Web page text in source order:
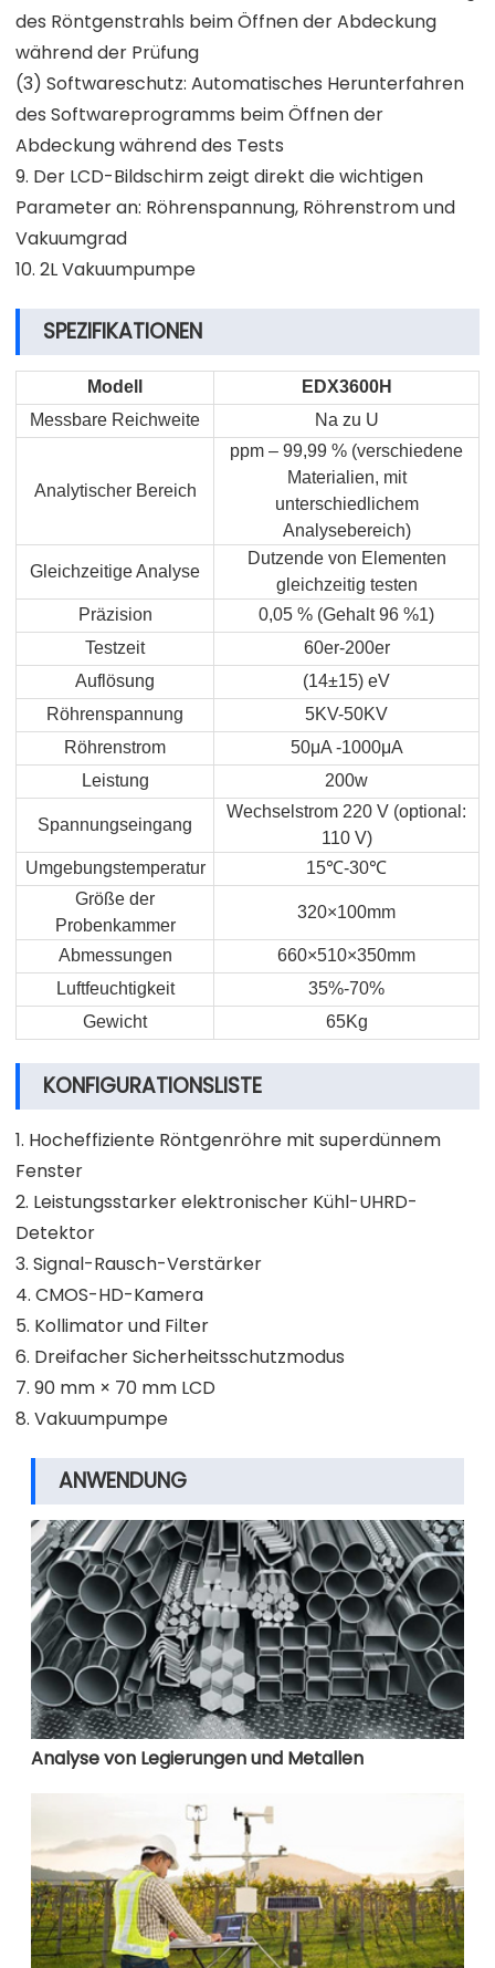
des Röntgenstrahls beim Öffnen der Abdeckung
während der Prüfung
(3) Softwareschutz: Automatisches Herunterfahren
des Softwareprogramms beim Öffnen der
Abdeckung während des Tests
9. Der LCD-Bildschirm zeigt direkt die wichtigen
Parameter an: Röhrenspannung, Röhrenstrom und
Vakuumgrad
10. 2L Vakuumpumpe
SPEZIFIKATIONEN
Modell
EDX3600H
Messbare Reichweite
Na zu U
Analytischer Bereich
ppm – 99,99 % (verschiedene
Materialien, mit
unterschiedlichem
Analysebereich)
Gleichzeitige Analyse
Dutzende von Elementen
gleichzeitig testen
Präzision
0,05 % (Gehalt 96 %1)
Testzeit
60er-200er
Auflösung
(14±15) eV
Röhrenspannung
5KV-50KV
Röhrenstrom
50μA -1000μA
Leistung
200w
Spannungseingang
Wechselstrom 220 V (optional:
110 V)
Umgebungstemperatur
15℃-30℃
Größe der
Probenkammer
320×100mm
Abmessungen
660×510×350mm
Luftfeuchtigkeit
35%-70%
Gewicht
65Kg
KONFIGURATIONSLISTE
1. Hocheffiziente Röntgenröhre mit superdünnem
Fenster
2. Leistungsstarker elektronischer Kühl-UHRD-
Detektor
3. Signal-Rausch-Verstärker
4. CMOS-HD-Kamera
5. Kollimator und Filter
6. Dreifacher Sicherheitsschutzmodus
7. 90 mm × 70 mm LCD
8. Vakuumpumpe
ANWENDUNG
Analyse von Legierungen und Metallen